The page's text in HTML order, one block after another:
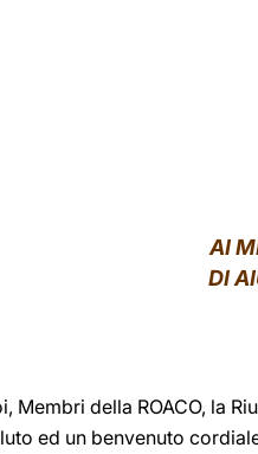
AI
DI
Membri della ROACO, la
ed un benvenuto